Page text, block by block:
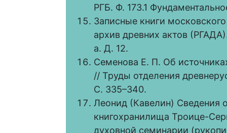
РГБ. Ф. 173.1
Записные книги
архив древних актов
а. Д. 12.
Семенова Е. П. Об
// Труды отделения
С. 335–340.
Леонид (Кавелин) Сведения
книгохранилища Троице-
духовной семинарии